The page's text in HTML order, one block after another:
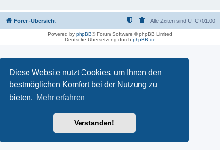
Diese Website nutzt Cookies, um Ihnen den
bestmöglichen Komfort bei der Nutzung zu
bieten. Mehr erfahren
Verstanden!
Foren-Übersicht Alle Zeiten sind UTC+01:00
Powered by phpBB® Forum Software © phpBB Limited
Deutsche Übersetzung durch phpBB.de